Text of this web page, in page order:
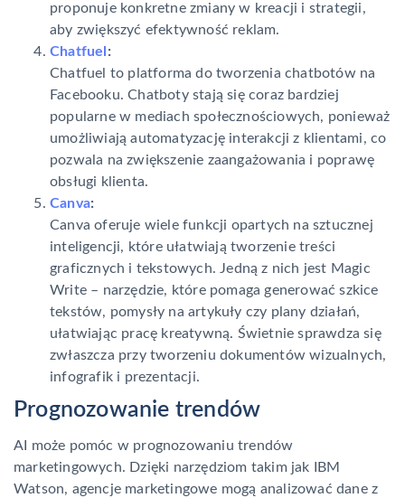
proponuje konkretne zmiany w kreacji i strategii,
aby zwiększyć efektywność reklam.
Chatfuel :
Chatfuel to platforma do tworzenia chatbotów na
Facebooku. Chatboty stają się coraz bardziej
popularne w mediach społecznościowych, ponieważ
umożliwiają automatyzację interakcji z klientami, co
pozwala na zwiększenie zaangażowania i poprawę
obsługi klienta.
Canva:
Canva oferuje wiele funkcji opartych na sztucznej
inteligencji, które ułatwiają tworzenie treści
graficznych i tekstowych. Jedną z nich jest Magic
Write – narzędzie, które pomaga generować szkice
tekstów, pomysły na artykuły czy plany działań,
ułatwiając pracę kreatywną. Świetnie sprawdza się
zwłaszcza przy tworzeniu dokumentów wizualnych,
infografik i prezentacji.
Prognozowanie trendów
AI może pomóc w prognozowaniu trendów
marketingowych. Dzięki narzędziom takim jak IBM
Watson, agencje marketingowe mogą analizować dane z